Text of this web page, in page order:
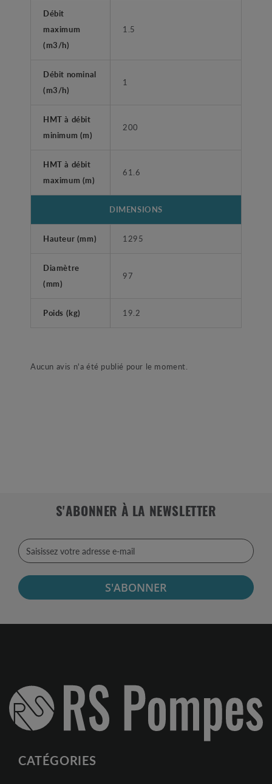
Débit
maximum
(m3/h)
1.5
Débit nominal
(m3/h)
1
HMT à débit
minimum (m)
200
HMT à débit
maximum (m)
61.6
DIMENSIONS
Hauteur (mm) 1295
Diamètre
(mm)
97
Poids (kg) 19.2
Aucun avis n'a été publié pour le moment.
S'ABONNER À LA NEWSLETTER
S'ABONNER
CATÉGORIES